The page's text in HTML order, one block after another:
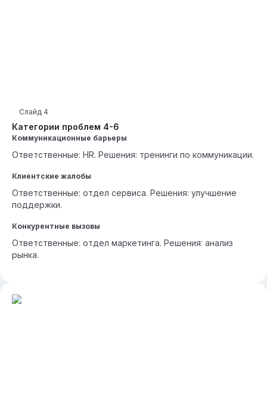
Категории проблем 4-6
Слайд 4
Коммуникационные барьеры
Ответственные: HR. Решения: тренинги по коммуникации.
Клиентские жалобы
Ответственные: отдел сервиса. Решения: улучшение
поддержки.
Конкурентные вызовы
Ответственные: отдел маркетинга. Решения: анализ
рынка.